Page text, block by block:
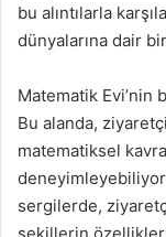
bu alıntılarla
dünyalarına dair
Matematik Evi’nin
Bu alanda,
matematiksel
sergilerde,
şekillerin